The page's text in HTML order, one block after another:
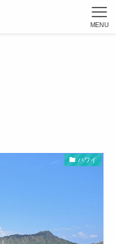
MENU
ハワイ